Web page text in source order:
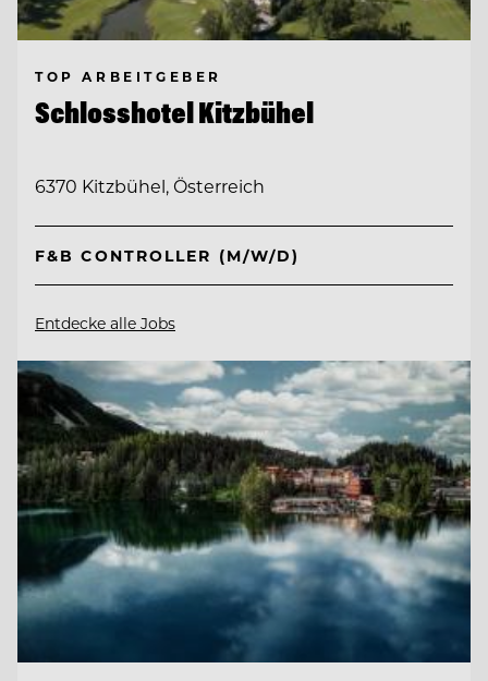
TOP ARBEITGEBER
Schlosshotel Kitzbühel
6370 Kitzbühel, Österreich
F&B CONTROLLER (M/W/D)
Entdecke alle Jobs